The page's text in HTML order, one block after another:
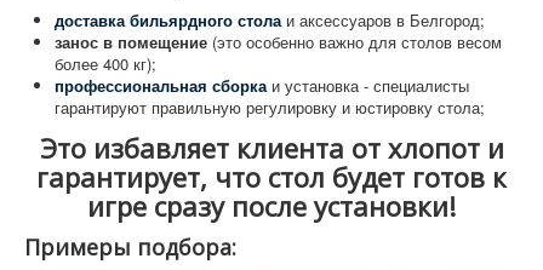
доставка бильярдного столаи аксессуаров в Белгород;
занос в помещение (это особенно важно для столов весом
более 400 кг);
профессиональная сборкаи установка - специалисты
гарантируют правильную регулировку и юстировку стола;
Это избавляет клиента от хлопот и
гарантирует, что стол будет готов к
игре сразу после установки!
Примеры подбора: